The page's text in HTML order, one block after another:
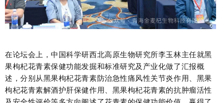
在论坛会上，中国科学研西北高原生物研究所李玉林主任就黑
果枸杞花青素保健功能发掘和标准研究及产业化做了汇报概
述，分别从黑果枸杞花青素防治急性痛风性关节炎作用、黑果
枸杞花青素解酒护肝保健作用、黑果枸杞花青素的抗肿瘤活性